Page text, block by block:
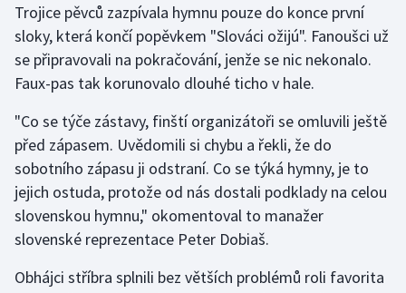
Krasobruslení
Lezení
Lyže a snowboard
Moderní pětiboj
Motorsport
Trojice pěvců zazpívala hymnu pouze do konce první
sloky, která končí popěvkem "Slováci ožijú". Fanoušci už
se připravovali na pokračování, jenže se nic nekonalo.
Faux-pas tak korunovalo dlouhé ticho v hale.
"Co se týče zástavy, finští organizátoři se omluvili ještě
před zápasem. Uvědomili si chybu a řekli, že do
sobotního zápasu ji odstraní. Co se týká hymny, je to
jejich ostuda, protože od nás dostali podklady na celou
slovenskou hymnu," okomentoval to manažer
slovenské reprezentace Peter Dobiaš.
Obhájci stříbra splnili bez větších problémů roli favorita